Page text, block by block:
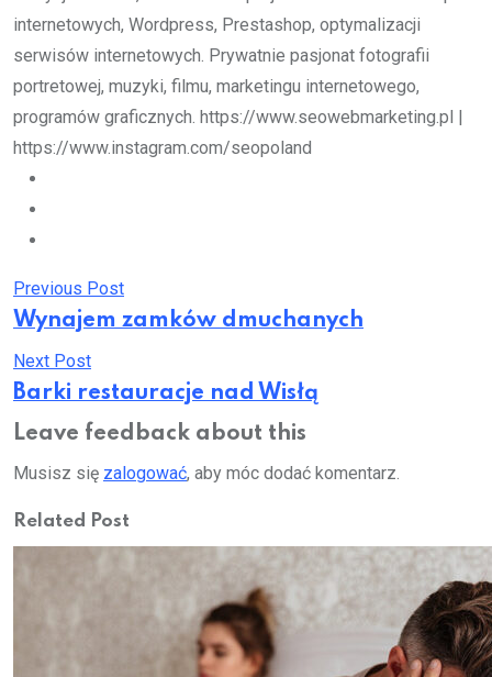
internetowych, Wordpress, Prestashop, optymalizacji
serwisów internetowych. Prywatnie pasjonat fotografii
portretowej, muzyki, filmu, marketingu internetowego,
programów graficznych. https://www.seowebmarketing.pl |
https://www.instagram.com/seopoland
Previous Post
Wynajem zamków dmuchanych
Next Post
Barki restauracje nad Wisłą
Leave feedback about this
Musisz się zalogować, aby móc dodać komentarz.
Related Post